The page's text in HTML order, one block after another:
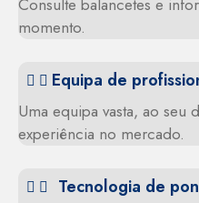
Consulte balancetes e
momento.
Equipa de
Uma equipa vasta, ao seu
experiência no mercado.
Tecnologia de